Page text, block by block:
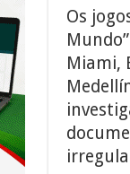
Os
Miami,